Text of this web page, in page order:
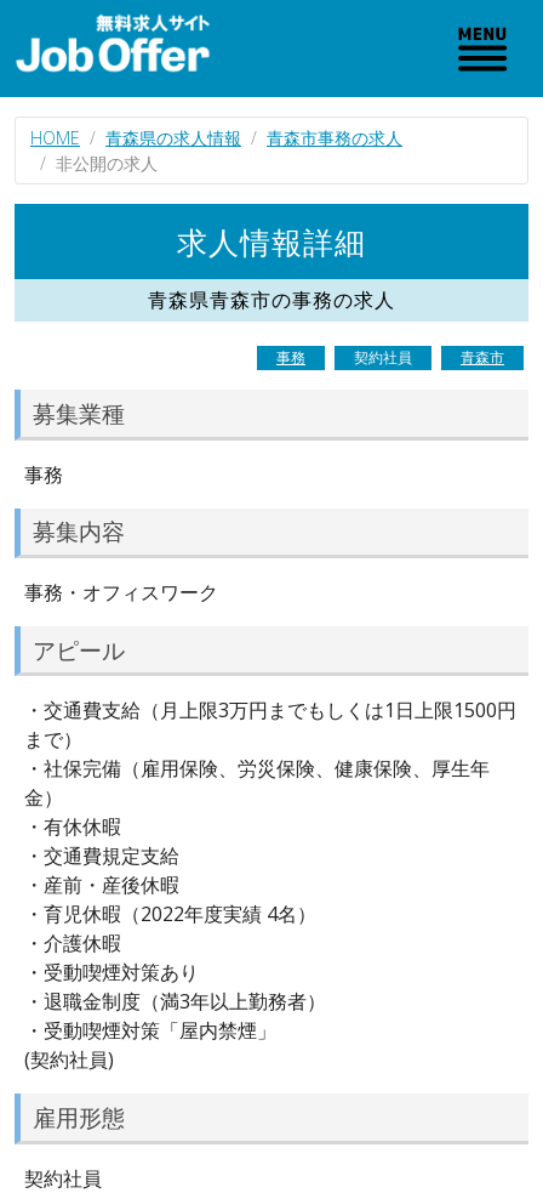
HOME 青森県の求人情報
青森市事務の求人
非公開の求人
求人情報詳細
青森県青森市の事務の求人
事務 契約社員 青森市
募集業種
事務
募集内容
事務・オフィスワーク
アピール
・交通費支給（月上限3万円までもしくは1日上限1500円
まで）
・社保完備（雇用保険、労災保険、健康保険、厚生年
金）
・有休休暇
・交通費規定支給
・産前・産後休暇
・育児休暇（2022年度実績 4名）
・介護休暇
・受動喫煙対策あり
・退職金制度（満3年以上勤務者）
・受動喫煙対策「屋内禁煙」
(契約社員)
雇用形態
契約社員